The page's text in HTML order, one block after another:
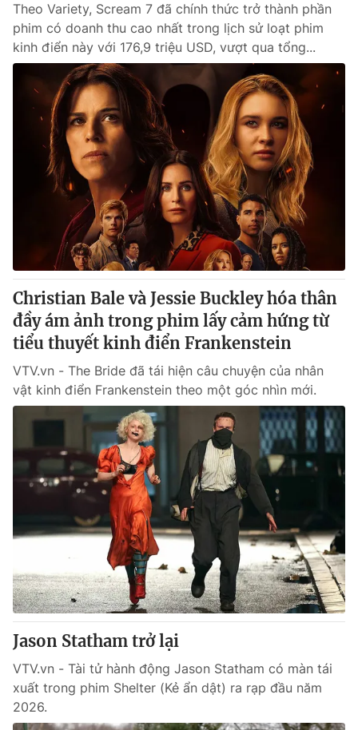
THỜI BÁO VTV
Theo dõi báo trên
Cơ quan chủ quản:
Đài Truyền hình Việt Nam
Cơ quan báo chí:
Thời báo VTV
Giấy phép hoạt động báo in và báo điện tử số 483/GP-BTTTT
cấp ngày 29/12/2023
Tổng Biên tập:Vũ Thanh Thủy
Phó Tổng Biên tập:Nguyễn Thị Mỹ Hạnh, Phạm Quốc Thắng,
Nguyễn Trọng Ninh
Tổng đài VTV:024.38 355 931 - 024.38 355 932
Ðiện thoại Thời báo VTV: 024.66 897 897
Liên hệ quảng cáo:024-7300.7108
® Cấm sao chép dưới mọi hình thức nếu không có sự chấp
thuận bằng văn bản. Ghi rõ nguồn VTV.vn khi phát hành lại
thông tin từ website này.
Theo Variety, Scream 7 đã chính thức trở thành phần
phim có doanh thu cao nhất trong lịch sử loạt phim
kinh điển này với 176,9 triệu USD, vượt qua tổng...
Christian Bale và Jessie Buckley hóa thân
đầy ám ảnh trong phim lấy cảm hứng từ
tiểu thuyết kinh điển Frankenstein
VTV.vn - The Bride đã tái hiện câu chuyện của nhân
vật kinh điển Frankenstein theo một góc nhìn mới.
Jason Statham trở lại
VTV.vn - Tài tử hành động Jason Statham có màn tái
xuất trong phim Shelter (Kẻ ẩn dật) ra rạp đầu năm
2026.